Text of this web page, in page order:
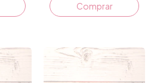
Comprar